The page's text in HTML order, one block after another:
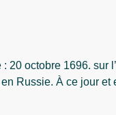
20 octobre 1696. sur
Russie. À ce jour et